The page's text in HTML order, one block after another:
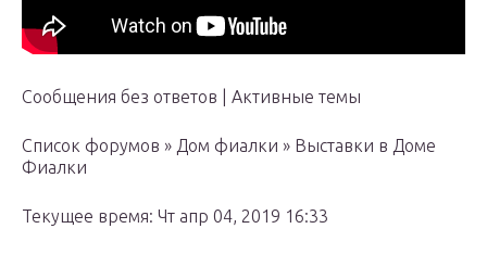
Сообщения без ответов | Активные темы
Список форумов » Дом фиалки » Выставки в Доме
Фиалки
Текущее время: Чт апр 04, 2019 16:33